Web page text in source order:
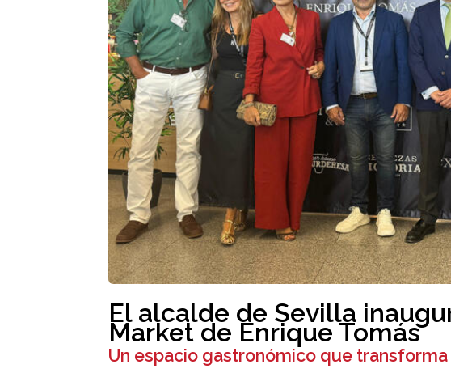
El alcalde de Sevilla
Market de Enrique Tomás
Un espacio gastronómico que